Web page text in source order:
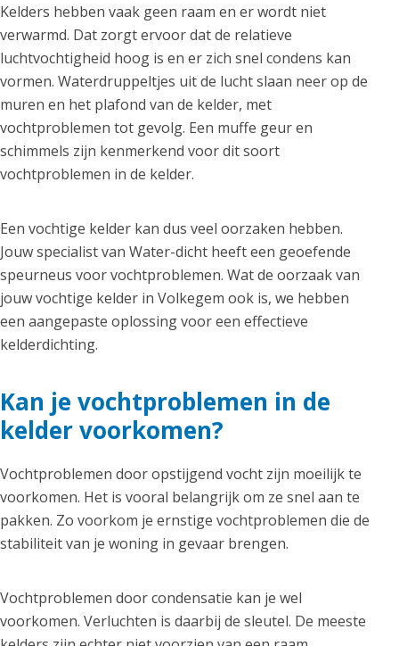
Kelders hebben vaak geen raam en er wordt niet
verwarmd. Dat zorgt ervoor dat de relatieve
luchtvochtigheid hoog is en er zich snel condens kan
vormen. Waterdruppeltjes uit de lucht slaan neer op de
muren en het plafond van de kelder, met
vochtproblemen tot gevolg. Een muffe geur en
schimmels zijn kenmerkend voor dit soort
vochtproblemen in de kelder.
Een vochtige kelder kan dus veel oorzaken hebben.
Jouw specialist van Water-dicht heeft een geoefende
speurneus voor vochtproblemen. Wat de oorzaak van
jouw vochtige kelder in Volkegem ook is, we hebben
een aangepaste oplossing voor een effectieve
kelderdichting.
Kan je vochtproblemen in de
kelder voorkomen?
Vochtproblemen door opstijgend vocht zijn moeilijk te
voorkomen. Het is vooral belangrijk om ze snel aan te
pakken. Zo voorkom je ernstige vochtproblemen die de
stabiliteit van je woning in gevaar brengen.
Vochtproblemen door condensatie kan je wel
voorkomen. Verluchten is daarbij de sleutel. De meeste